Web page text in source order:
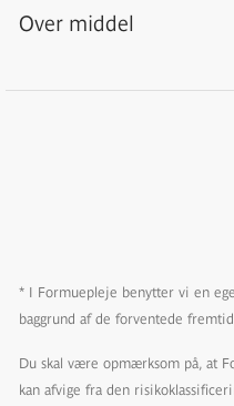
Over middel
* I Formuepleje benytter vi en
baggrund af de forventede
Du skal være opmærksom på, at
kan afvige fra den